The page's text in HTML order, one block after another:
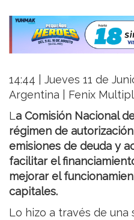
14:44 | Jueves 11 de
Argentina | Fenix
La Comisión Nacional
régimen de
emisiones de deuda y
facilitar el
mejorar el
capitales.
Lo hizo a través de